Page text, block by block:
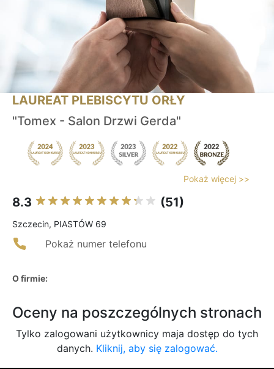
LAUREAT PLEBISCYTU ORŁY
"Tomex - Salon Drzwi Gerda"
Pokaż więcej >>
8.3 (51)
Szczecin, PIASTÓW 69
Pokaż numer telefonu
O firmie:
Oceny na poszczególnych stronach
Tylko zalogowani użytkownicy maja dostęp do tych
danych. Kliknij, aby się zalogować.